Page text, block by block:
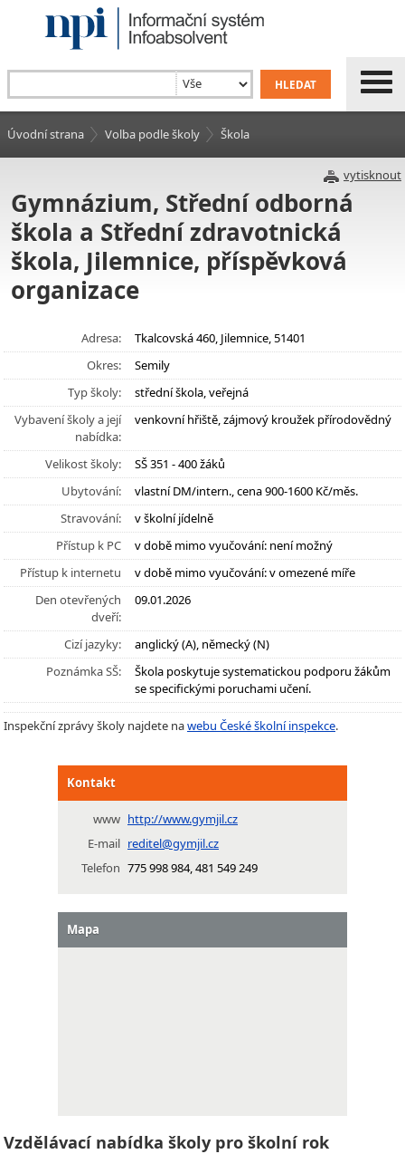
Úvodní strana Volba podle školy Škola
vytisknout
Gymnázium, Střední odborná
škola a Střední zdravotnická
škola, Jilemnice, příspěvková
organizace
Adresa:
Tkalcovská 460, Jilemnice, 51401
Okres:
Semily
Typ školy:
střední škola, veřejná
Vybavení školy a její
nabídka:
venkovní hřiště, zájmový kroužek přírodovědný
Velikost školy:
SŠ 351 - 400 žáků
Ubytování:
vlastní DM/intern., cena 900-1600 Kč/měs.
Stravování:
v školní jídelně
Přístup k PC
v době mimo vyučování: není možný
Přístup k internetu
v době mimo vyučování: v omezené míře
Den otevřených
dveří:
09.01.2026
Cizí jazyky:
anglický (A), německý (N)
Poznámka SŠ:
Škola poskytuje systematickou podporu žákům
se specifickými poruchami učení.
Inspekční zprávy školy najdete nawebu České školní inspekce.
Kontakt
www http://www.gymjil.cz
E-mail reditel@gymjil.cz
Telefon 775 998 984, 481 549 249
Mapa
Vzdělávací nabídka školy pro školní rok